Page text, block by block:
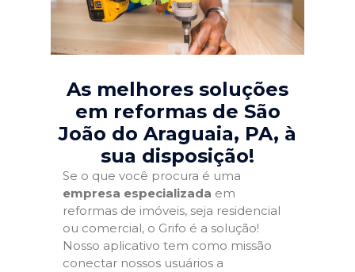
As melhores soluções
em reformas de São
João do Araguaia, PA, à
sua disposição!
Se o que você procura é uma
empresa especializada em
reformas de imóveis, seja residencial
ou comercial, o Grifo é a solução!
Nosso aplicativo tem como missão
conectar nossos usuários a